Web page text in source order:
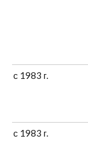
с 1983 г.
с 1983 г.